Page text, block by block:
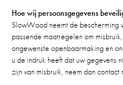
Hoe wij persoonsgegevens
SlowWood neemt de bescherming
passende maatregelen om
ongewenste openbaarmaking en
u de indruk heeft dat uw gegevens
zijn van misbruik, neem dan contact